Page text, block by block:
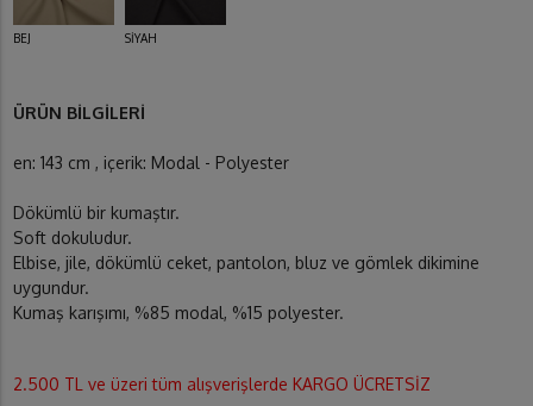
BEJ SİYAH
ÜRÜN BİLGİLERİ
en: 143 cm , içerik: Modal - Polyester
Dökümlü bir kumaştır.
Soft dokuludur.
Elbise, jile, dökümlü ceket, pantolon, bluz ve gömlek dikimine
uygundur.
Kumaş karışımı, %85 modal, %15 polyester.
2.500 TL ve üzeri tüm alışverişlerde KARGO ÜCRETSİZ